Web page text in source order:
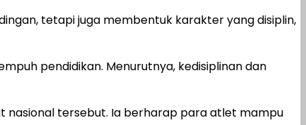
tetapi juga membentuk karakter yang disiplin,
pendidikan. Menurutnya, kedisiplinan dan
nasional tersebut. Ia berharap para atlet mampu